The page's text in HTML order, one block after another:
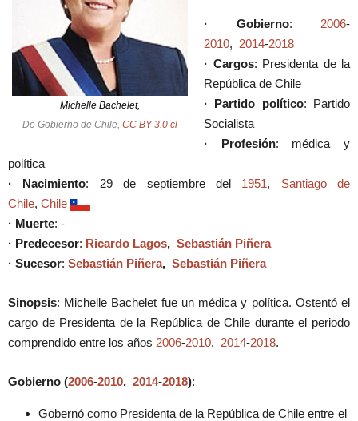
Michelle Bachelet,
De Gobierno de Chile, CC BY 3.0 cl
· Gobierno: 2006-
2010, 2014-2018
· Cargos: Presidenta de la
República de Chile
· Partido político: Partido
Socialista
· Profesión: médica y
política
· Nacimiento: 29 de septiembre del 1951, Santiago de
Chile, Chile
· Muerte: -
· Predecesor: Ricardo Lagos, Sebastián Piñera
· Sucesor: Sebastián Piñera, Sebastián Piñera
Sinopsis: Michelle Bachelet fue un médica y política. Ostentó el
cargo de Presidenta de la República de Chile durante el periodo
comprendido entre los años 2006-2010, 2014-2018.
Gobierno (2006-2010, 2014-2018):
Gobernó como Presidenta de la República de Chile entre el